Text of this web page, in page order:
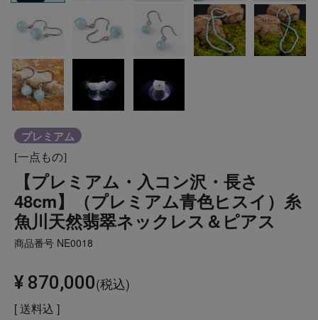
プレミアム
[一点もの]
【プレミアム・入コン沢・長さ
48cm】（プレミアム青色ヒスイ）糸
魚川天然翡翠ネックレス＆ピアス
商品番号 NE0018
¥ 870,000 税込
送料込